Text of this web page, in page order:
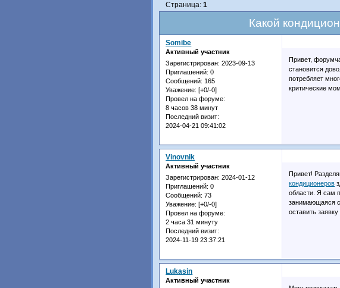
Какой
Страница:1
Somibe
Активный участник
Зарегистрирован: 2023-09-13
Приглашений: 0
Сообщений: 165
Уважение: [+0/-0]
Провел на форуме:
8 часов 38 минут
Последний визит:
2024-04-21 09:41:02
Привет,
становится
потребляет
критические
Vinovnik
Активный участник
Зарегистрирован: 2024-01-12
Приглашений: 0
Сообщений: 73
Уважение: [+0/-0]
Провел на форуме:
2 часа 31 минуту
Последний визит:
2024-11-19 23:37:21
Привет!
кондиционеров
области. Я сам
занимающаяся
оставить
Lukasin
Активный участник